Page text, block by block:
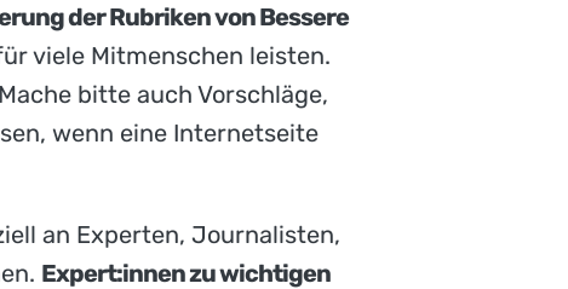
der Rubriken von Bessere
viele Mitmenschen leisten.
bitte auch Vorschläge,
wenn eine Internetseite
an Experten, Journalisten,
Expert:innen zu wichtigen